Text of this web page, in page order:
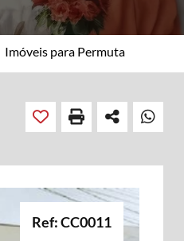
Imóveis para Permuta
Ref: CC0011